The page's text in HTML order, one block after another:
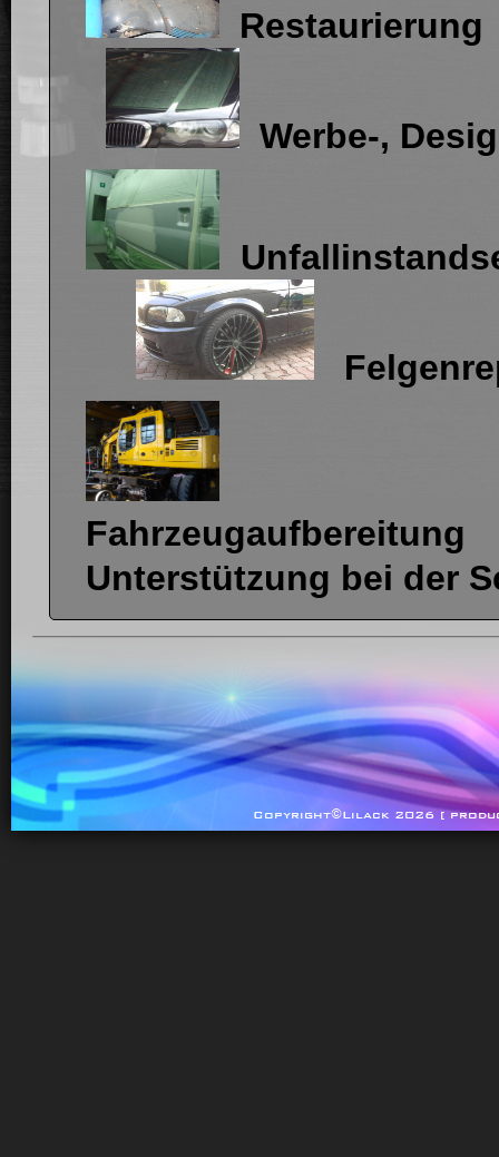
Werbe-,
Unterstützung bei der
Copyright©Lilack 2026 [